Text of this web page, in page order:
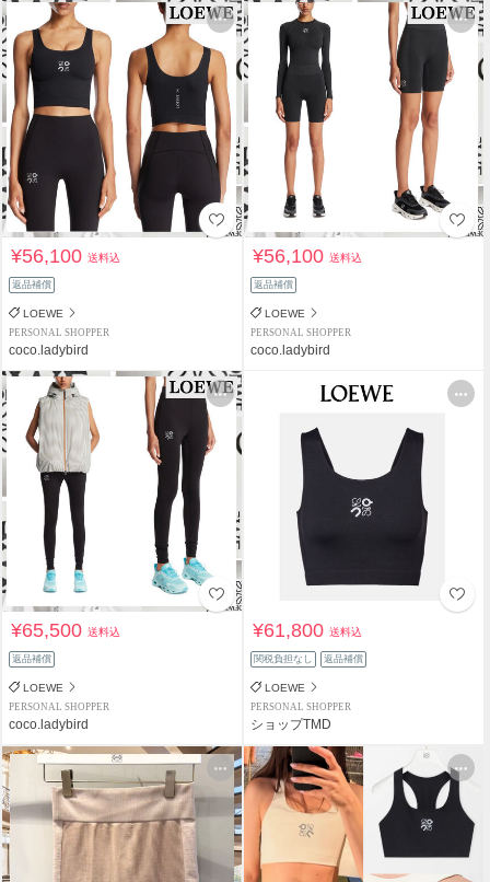
¥56,100送料込
返品補償
LOEWE
PERSONAL SHOPPER
coco.ladybird
¥56,100送料込
返品補償
LOEWE
PERSONAL SHOPPER
coco.ladybird
¥65,500送料込
返品補償
LOEWE
PERSONAL SHOPPER
coco.ladybird
¥61,800送料込
関税負担なし 返品補償
LOEWE
PERSONAL SHOPPER
ショップTMD